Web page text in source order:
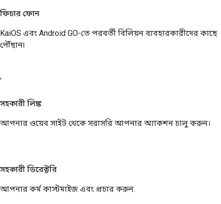
ফিচার ফোন
KaiOS এবং Android GO-তে পরবর্তী বিলিয়ন ব্যবহারকারীদের কাছে
পৌঁছান৷
,
সহকারী লিঙ্ক
আপনার ওয়েব সাইট থেকে সরাসরি আপনার অ্যাকশন চালু করুন।
সহকারী ডিরেক্টরি
আপনার কর্ম কাস্টমাইজ এবং প্রচার করুন.